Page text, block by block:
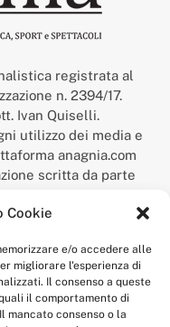
Cookie
e/o accedere alle
migliorare l'esperienza di
Il consenso a queste
il comportamento di
mancato consenso o la
registrata al
n. 2394/17.
Ivan Quiselli.
utilizzo dei media e
anagnia.com
scritta da parte
presso l’Ufficio Italiano
del 9 febbraio 2017.